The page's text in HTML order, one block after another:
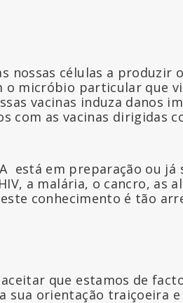
nossas células a produzir
micróbio particular que
vacinas induza danos
com as vacinas dirigidas
está em preparação ou já
a malária, o cancro, as
conhecimento é tão
que estamos de
sua orientação traiçoeira